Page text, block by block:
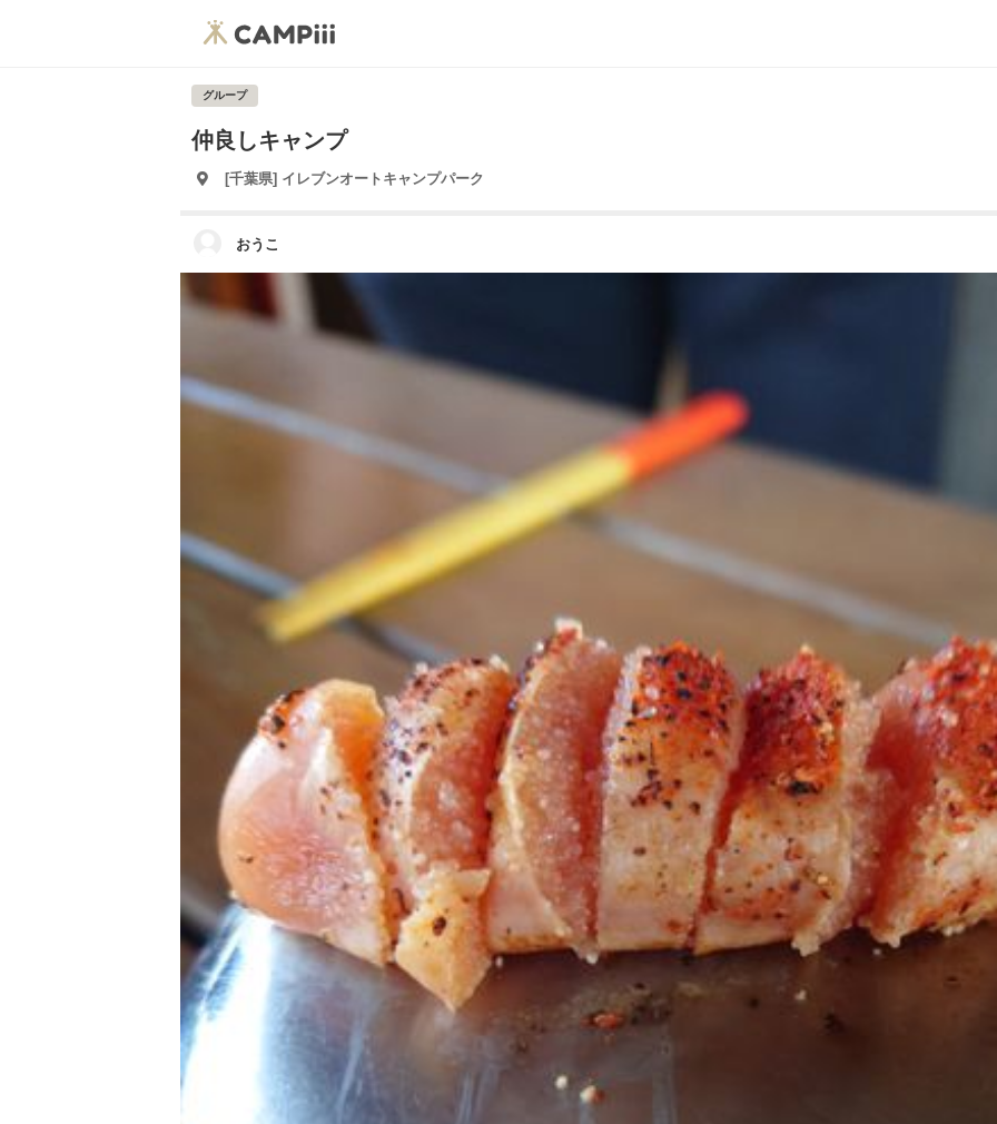
グループ
仲良しキャンプ
[千葉県] イレブンオートキャンプパーク
おうこ